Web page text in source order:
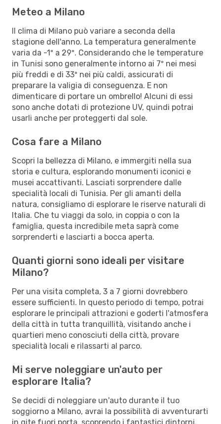
Meteo a Milano
Il clima di Milano può variare a seconda della
stagione dell'anno. La temperatura generalmente
varia da -1º a 29º. Considerando che le temperature
in Tunisi sono generalmente intorno ai 7º nei mesi
più freddi e di 33º nei più caldi, assicurati di
preparare la valigia di conseguenza. E non
dimenticare di portare un ombrello! Alcuni di essi
sono anche dotati di protezione UV, quindi potrai
usarli anche per proteggerti dal sole.
Cosa fare a Milano
Scopri la bellezza di Milano, e immergiti nella sua
storia e cultura, esplorando monumenti iconici e
musei accattivanti. Lasciati sorprendere dalle
specialità locali di Tunisia. Per gli amanti della
natura, consigliamo di esplorare le riserve naturali di
Italia. Che tu viaggi da solo, in coppia o con la
famiglia, questa incredibile meta saprà come
sorprenderti e lasciarti a bocca aperta.
Quanti giorni sono ideali per visitare
Milano?
Per una visita completa, 3 a 7 giorni dovrebbero
essere sufficienti. In questo periodo di tempo, potrai
esplorare le principali attrazioni e goderti l'atmosfera
della città in tutta tranquillità, visitando anche i
quartieri meno conosciuti della città, provare
specialità locali e rilassarti al parco.
Mi serve noleggiare un'auto per
esplorare Italia?
Se decidi di noleggiare un'auto durante il tuo
soggiorno a Milano, avrai la possibilità di avventurarti